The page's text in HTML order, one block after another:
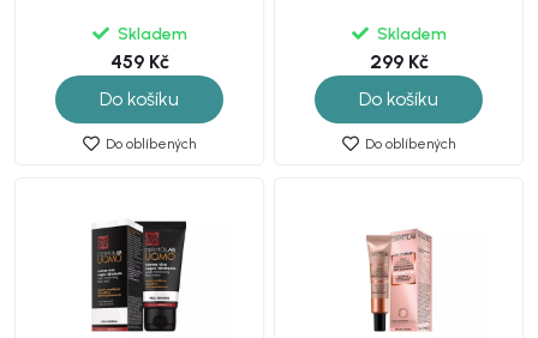
Skladem
459 Kč
Do košíku
Do oblíbených
Skladem
299 Kč
Do košíku
Do oblíbených